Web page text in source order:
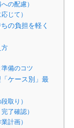
の配慮）
じて）
の負担を軽く
方
備のコツ
ケース別」最
取り）
了確認）
計画）